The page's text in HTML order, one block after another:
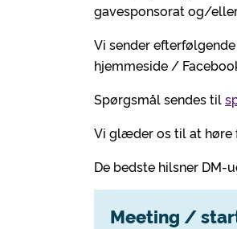
gavesponsorat og/
Vi sender
hjemmeside /
Spørgsmål sendes til
Vi glæder os til at høre
De bedste hilsner DM-
Meeting /